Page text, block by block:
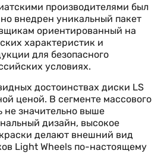
производителями был
внедрен уникальный пакет
ориентированный на
характеристик и
для безопасного
условиях.
достоинствах диски LS
ценой. В сегменте массового
не значительно выше
дизайн, высокое
делают внешний вид
Light Wheels по-настоящему